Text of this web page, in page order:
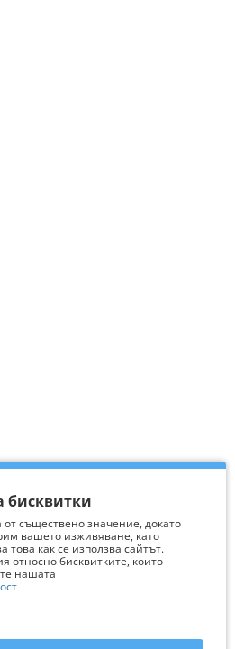
бисквитки
от съществено значение, докато
вашето изживяване, като
това как се използва сайтът.
относно бисквитките, които
нашата